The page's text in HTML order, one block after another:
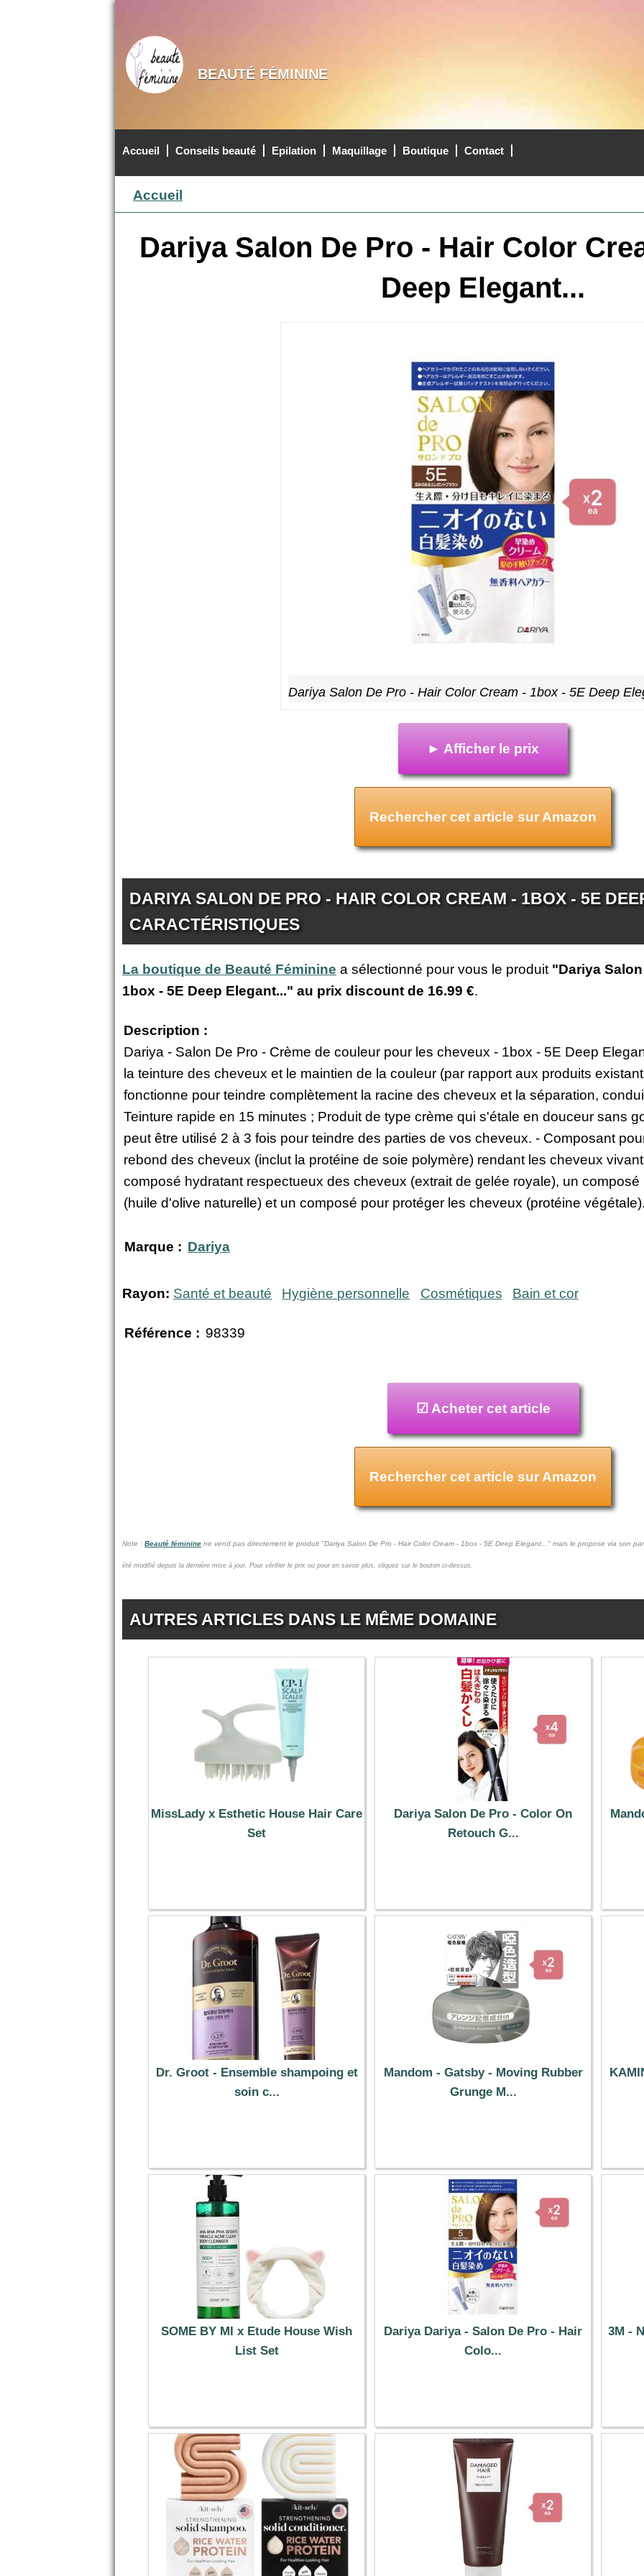
BEAUTÉ FÉMININE
MENU PRINCIPAL
Accueil Conseils beauté Epilation Maquillage Boutique Contact
Accueil
Dariya Salon De Pro - Hair Color
Deep Elegant...
Dariya Salon De Pro - Hair Color Cream - 1box - 5E Deep
► Afficher le prix
Rechercher cet article sur Amazon
DARIYA SALON DE PRO - HAIR COLOR CREAM - 1BOX - 5E
CARACTÉRISTIQUES
La boutique de Beauté Féminine a sélectionné pour vous le produit "Dariya
1box - 5E Deep Elegant..." au prix discount de 16.99 €.
Description :
Dariya - Salon De Pro - Crème de couleur pour les cheveux - 1box - 5E Deep
la teinture des cheveux et le maintien de la couleur (par rapport aux produits
fonctionne pour teindre complètement la racine des cheveux et la séparation,
Teinture rapide en 15 minutes ; Produit de type crème qui s'étale en douceur sans
peut être utilisé 2 à 3 fois pour teindre des parties de vos cheveux. - Composant
rebond des cheveux (inclut la protéine de soie polymère) rendant les cheveux
composé hydratant respectueux des cheveux (extrait de gelée royale), un
(huile d'olive naturelle) et un composé pour protéger les cheveux (protéine
Marque : Dariya
Rayon: Santé et beauté Hygiène personnelle Cosmétiques Bain et cor
Référence : 98339
☑ Acheter cet article
Rechercher cet article sur Amazon
Note : Beauté féminine ne vend pas directement le produit "Dariya Salon De Pro - Hair Color Cream - 1box - 5E Deep Elegant..." mais le propose via son
été modifié depuis la dernière mise à jour. Pour vérifier le prix ou pour en savoir plus, cliquez sur le bouton ci-dessus.
AUTRES ARTICLES DANS LE MÊME DOMAINE
MissLady x Esthetic House Hair Care
Set
Dariya Salon De Pro - Color On
Retouch G...
Dr. Groot - Ensemble shampoing et
soin c...
Mandom - Gatsby - Moving Rubber
Grunge M...
SOME BY MI x Etude House Wish
List Set
Dariya Dariya - Salon De Pro - Hair
Colo...
3M -